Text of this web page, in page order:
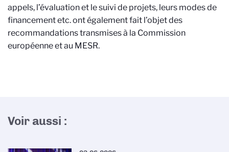
appels, l’évaluation et le suivi de projets, leurs modes de
financement etc. ont également fait l’objet des
recommandations transmises à la Commission
européenne et au MESR.
Voir aussi :